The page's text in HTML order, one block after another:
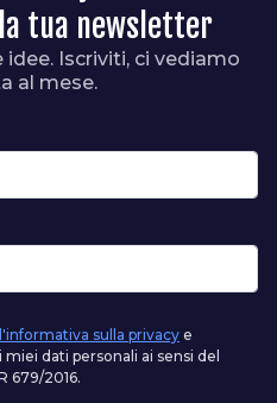
la tua newsletter
Iscriviti, ci vediamo
al mese.
l'informativa sulla privacy e
dati personali ai sensi del
679/2016.